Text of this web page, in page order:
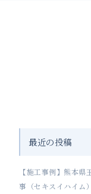
最近の投稿
【施工事例】熊本
事（セキスイハイム）